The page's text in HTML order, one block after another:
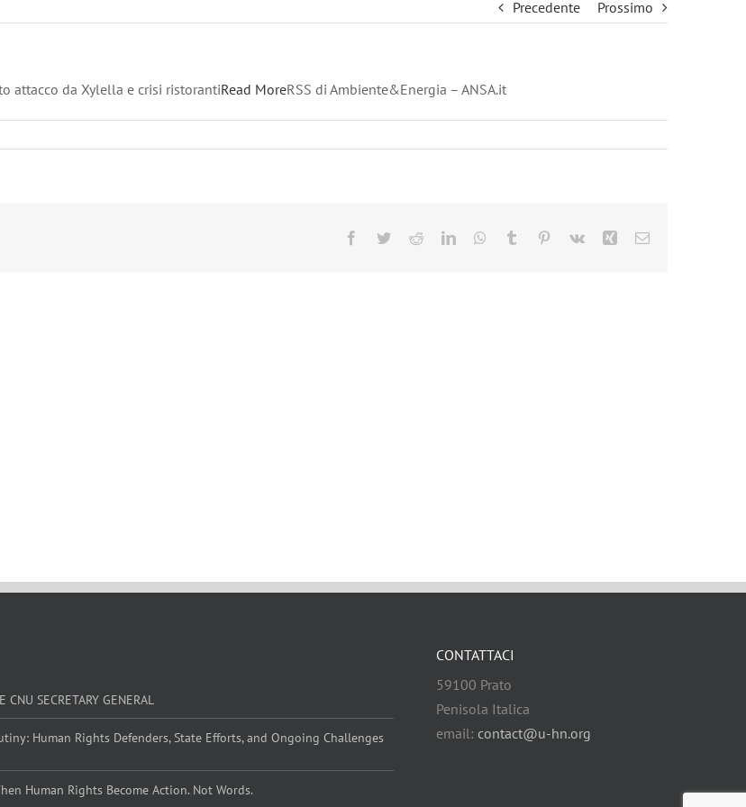
Precedente Prossimo
attacco da Xylella e crisi ristorantiRead MoreRSS di Ambiente&Energia – ANSA.it
Facebook
TwitterRedditLinkedInWhatsApp
Tumblr Pinterest
Vk Xing Email
CNU SECRETARY GENERAL
Human Rights Defenders, State Efforts, and Ongoing Challenges
Human Rights Become Action. Not Words.
CONTATTACI
59100 Prato
Penisola Italica
email: contact@u-hn.org